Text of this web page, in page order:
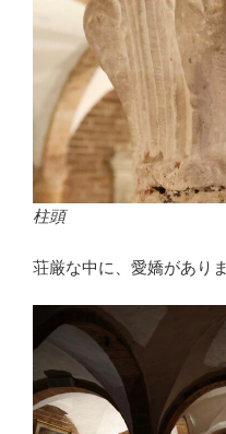
柱頭
荘厳な中に、愛嬌がありま